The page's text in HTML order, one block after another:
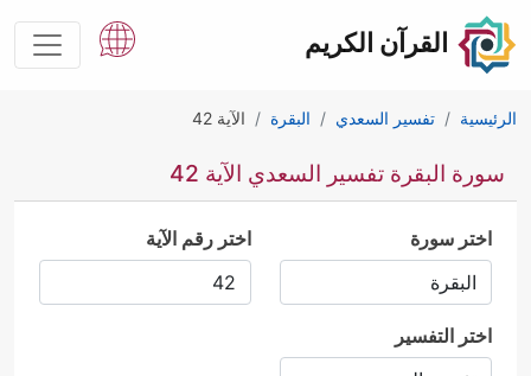
القرآن الكريم
الرئيسية تفسير السعدي البقرة الآية 42
سورة البقرة تفسير السعدي الآية 42
اختر سورة اختر رقم الآية
اختر التفسير